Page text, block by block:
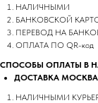
НАЛИЧНЫМИ
БАНКОВСКОЙ
ПЕРЕВОД НА
ОПЛАТА ПО QR-код
СПОСОБЫ ОПЛАТЫ В
ДОСТАВКА
НАЛИЧНЫМИ